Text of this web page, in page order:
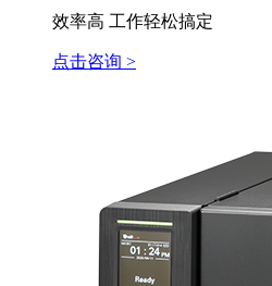
效率高 工作轻松搞定
点击咨询 >